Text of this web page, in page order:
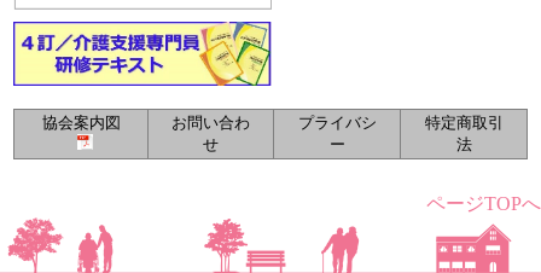
ページTOPへ
協会案内図
お問い合わ
せ
プライバシ
ー
特定商取引
法